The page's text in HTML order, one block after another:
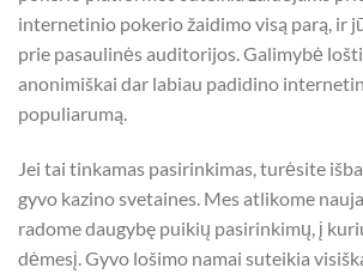
internetinio pokerio žaidimo visą parą, ir
prie pasaulinės auditorijos. Galimybė
anonimiškai dar labiau padidino
populiarumą.
Jei tai tinkamas pasirinkimas, turėsite
gyvo kazino svetaines. Mes atlikome
radome daugybę puikių pasirinkimų, į
dėmesį. Gyvo lošimo namai suteikia